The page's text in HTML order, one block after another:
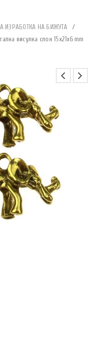
ИЗРАБОТКА НА БИЖУТА
/
висулка слон 15x21x6 mm